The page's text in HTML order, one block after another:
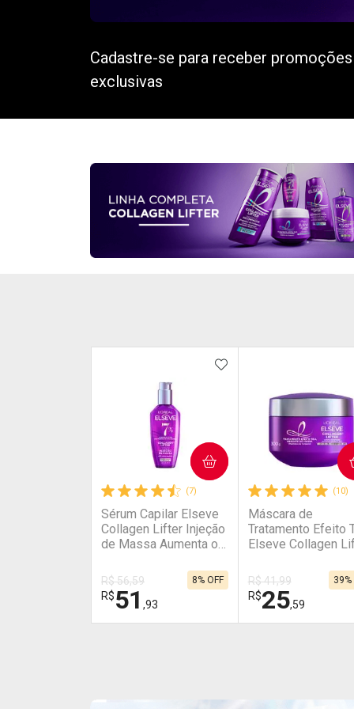
Cadastre-se para receber promoções
exclusivas
(7)
Sérum Capilar Elseve
Collagen Lifter Injeção
de Massa Aumenta o
R$ 56,59
R$51 ,93
8% OFF
ADICIONAR AOS
COMPRAR
(10)
Máscara de
Tratamento Efeito
Elseve Collagen
R$ 41,99
R$25,59
39%
COMPRAR